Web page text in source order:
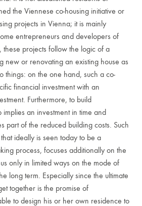
the Viennese co-housing initiative or
projects in Vienna; it is mainly
entrepreneurs and developers of
these projects follow the logic of a
new or renovating an existing house as
things: on the one hand, such a co-
financial investment with an
Furthermore, to build
an investment in time and
part of the reduced building costs. Such
ideally is seen today to be a
process, focuses additionally on the
only in limited ways on the mode of
long term. Especially since the ultimate
together is the promise of
to design his or her own residence to